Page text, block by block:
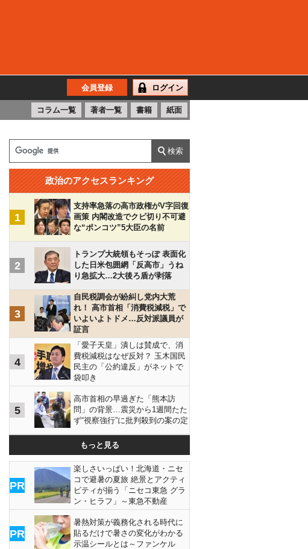
会員登録 ログイン
コラム一覧 著者一覧 書籍 紙面
政治のアクセスランキング
1
支持率急落の高市政権がV字回復
画策 内閣改造でクビ切り不可避
な“ポンコツ”5大臣の名前
2
トランプ大統領もそっぽ 表面化
した日米包囲網「反高市」うね
り急拡大…2大後ろ盾が剥落
3
自民税調会が紛糾し党内大荒
れ！ 高市首相「消費税減税」で
いよいよトドメ…反対派議員が
証言
4
「愛子天皇」潰しは賛成で、消
費税減税はなぜ反対？ 玉木国民
民主の「公約違反」がネットで
袋叩き
5
高市首相の早過ぎた「熊本訪
問」の背景…震災から1週間たた
ず“視察強行”に批判殺到の案の定
もっと見る
PR
楽しさいっぱい！北海道・ニセ
コで避暑の夏旅 絶景とアクティ
ビティが揃う「ニセコ東急 グラ
ン・ヒラフ」～東急不動産
PR
暑熱対策が義務化される時代に
貼るだけで暑さの変化がわかる
示温シールとは～ファンケル